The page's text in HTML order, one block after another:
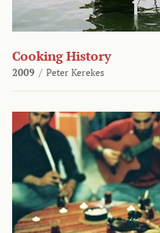
Cooking History
2009 / Peter Kerekes